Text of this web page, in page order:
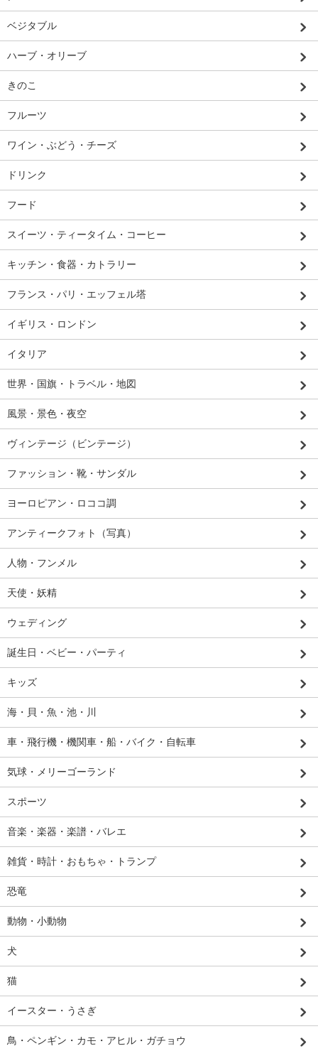
ベジタブル
ハーブ・オリーブ
きのこ
フルーツ
ワイン・ぶどう・チーズ
ドリンク
フード
スイーツ・ティータイム・コーヒー
キッチン・食器・カトラリー
フランス・パリ・エッフェル塔
イギリス・ロンドン
イタリア
世界・国旗・トラベル・地図
風景・景色・夜空
ヴィンテージ（ビンテージ）
ファッション・靴・サンダル
ヨーロピアン・ロココ調
アンティークフォト（写真）
人物・フンメル
天使・妖精
ウェディング
誕生日・ベビー・パーティ
キッズ
海・貝・魚・池・川
車・飛行機・機関車・船・バイク・自転車
気球・メリーゴーランド
スポーツ
音楽・楽器・楽譜・バレエ
雑貨・時計・おもちゃ・トランプ
恐竜
動物・小動物
犬
猫
イースター・うさぎ
鳥・ペンギン・カモ・アヒル・ガチョウ